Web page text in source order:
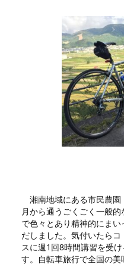
湘南地域にある市民農園
月から通うごくごく一般
で色々とあり精神的にま
だしました。気付いたら
スに週1回8時間講習を受
す。自転車旅行で全国の